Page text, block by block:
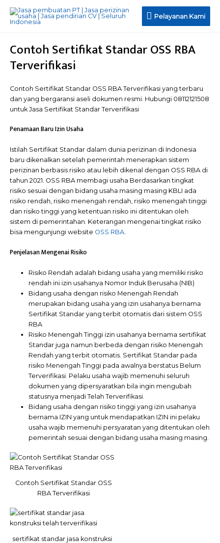
Pelayanan
Pelayanan Kami
Contoh Sertifikat Standar OSS RBA
Terverifikasi
Contoh Sertifikat Standar OSS RBA Terverifikasi yang terbaru
dan yang bergaransi aseli dokumen resmi. Hubungi 08112121508
untuk Jasa Sertifikat Standar Terverifikasi
Penamaan Baru Izin Usaha
Istilah Sertifikat Standar dalam dunia perizinan di Indonesia
baru dikenalkan setelah pemerintah menerapkan sistem
perizinan berbasis risiko atau lebih dikenal dengan OSS RBA di
tahun 2021. OSS RBA membagi usaha Berdasarkan tingkat
risiko sesuai dengan bidang usaha masing masing KBLI ada
risiko rendah, risiko menengah rendah, risiko menengah tinggi
dan risiko tinggi yang ketentuan risiko ini ditentukan oleh
sistem di pemerintahan. Keterangan mengenai tingkat risiko
bisa mengunjungi website OSS RBA.
Penjelasan Mengenai Risiko
Risiko Rendah adalah bidang usaha yang memiliki risiko
rendah ini izin usahanya Nomor Induk Berusaha (NIB)
Bidang usaha dengan risiko Menengah Rendah
merupakan bidang usaha yang izin usahanya bernama
Sertifikat Standar yang terbit otomatis dari sistem OSS
RBA
Risiko Menengah Tinggi izin usahanya bernama sertifikat
Standar juga namun berbeda dengan risiko Menengah
Rendah yang terbit otomatis. Sertifikat Standar pada
risiko Menengah Tinggi pada awalnya berstatus Belum
Terverifikasi. Pelaku usaha wajib memenuhi seluruh
dokumen yang dipersyaratkan bila ingin mengubah
statusnya menjadi Telah Terverifikasi.
Bidang usaha dengan risiko tinggi yang izin usahanya
bernama IZIN yang untuk mendapatkan IZIN ini pelaku
usaha wajib memenuhi persyaratan yang ditentukan oleh
pemerintah sesuai dengan bidang usaha masing masing.
Contoh Sertifikat Standar OSS
RBA Terverifikasi
sertifikat standar jasa konstruksi